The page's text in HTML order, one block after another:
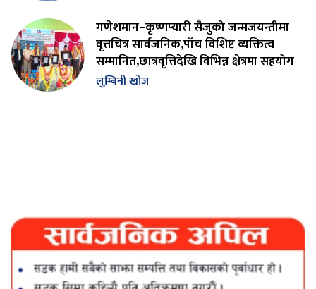
गणेशमान–कृष्णप्यारी सैजुको जन्मजयन्तीमा
वृत्तचित्र सार्वजनिक,पाँच विशिष्ट व्यक्तित्व
सम्मानित,छात्रवृत्तिदेखि विभिन्न क्षेत्रमा सहयोग
लुम्बिनी खोज